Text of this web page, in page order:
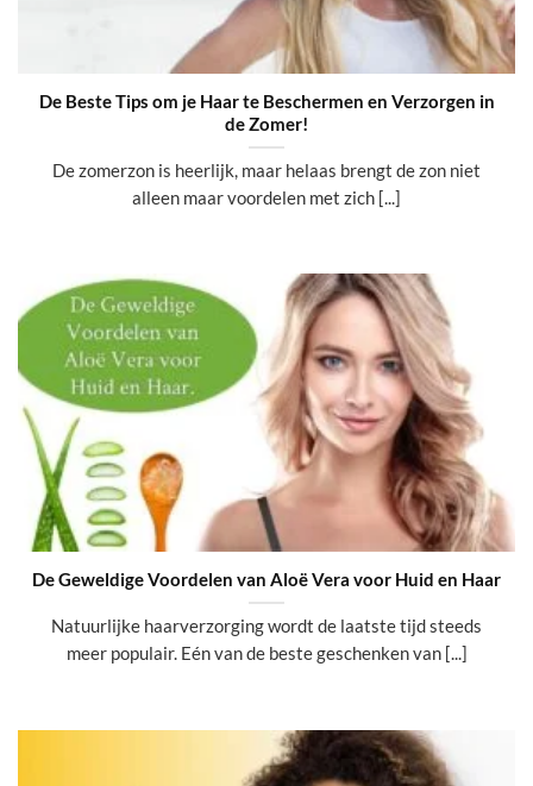
De Beste Tips om je Haar te Beschermen en Verzorgen in
de Zomer!
De zomerzon is heerlijk, maar helaas brengt de zon niet
alleen maar voordelen met zich [...]
De Geweldige Voordelen van Aloë Vera voor Huid en Haar
Natuurlijke haarverzorging wordt de laatste tijd steeds
meer populair. Eén van de beste geschenken van [...]